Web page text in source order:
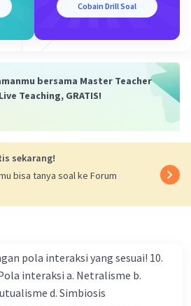
Cobain Drill Soal
bersama Master Teacher
Teaching, GRATIS!
sekarang!
bisa tanya soal ke Forum
pola interaksi yang sesuai! 10.
d. Simbiosis